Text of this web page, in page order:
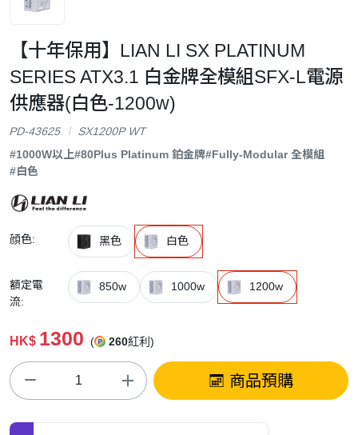
【十年保用】LIAN LI SX PLATINUM
SERIES ATX3.1 白金牌全模組SFX-L電源
供應器(白色-1200w)
PD-43625
SX1200P WT
#1000W以上#80Plus Platinum 鉑金牌#Fully-Modular 全模組
#白色
顔色: 黑色 白色
額定電
流:
850w 1000w 1200w
HK$ 1300 ( 260紅利)
商品預購